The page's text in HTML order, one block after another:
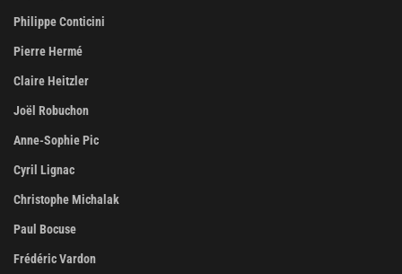
Philippe Conticini
Pierre Hermé
Claire Heitzler
Joël Robuchon
Anne-Sophie Pic
Cyril Lignac
Christophe Michalak
Paul Bocuse
Frédéric Vardon